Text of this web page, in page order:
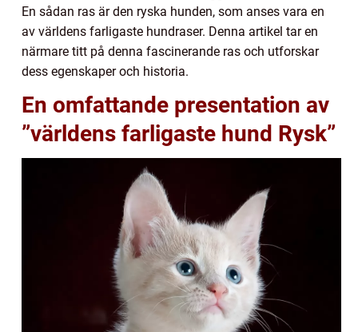
En sådan ras är den ryska hunden, som anses vara en
av världens farligaste hundraser. Denna artikel tar en
närmare titt på denna fascinerande ras och utforskar
dess egenskaper och historia.
En omfattande presentation av
”världens farligaste hund Rysk”